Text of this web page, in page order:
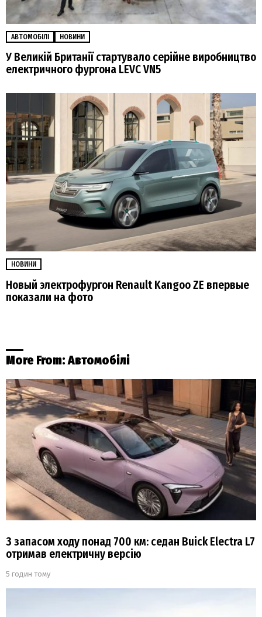
АВТОМОБІЛІ НОВИНИ
У Великій Британії стартувало серійне виробництво
електричного фургона LEVC VN5
НОВИНИ
Новый электрофургон Renault Kangoo ZE впервые
показали на фото
More From:Автомобілі
З запасом ходу понад 700 км: седан Buick Electra L7
отримав електричну версію
5 годин тому